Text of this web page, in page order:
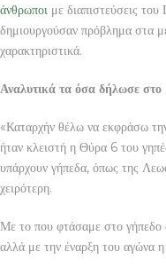
άνθρωποι με διαπιστεύσεις
δημιουργούσαν πρόβλημα στα
χαρακτηριστικά.
Αναλυτικά τα όσα δήλωσε
«Καταρχήν θέλω να εκφράσω
ήταν κλειστή η Θύρα 6 του
υπάρχουν γήπεδα, όπως της
χειρότερη.
Με το που φτάσαμε στο γήπεδο
αλλά με την έναρξη του αγώνα